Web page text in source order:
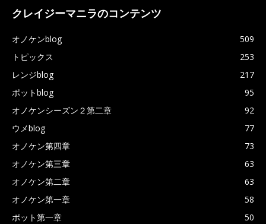
クレイジーマニラのコンテンツ
オノケンblog
509
トピックス
253
レンジblog
217
ポットblog
95
オノケンシーズン２第二章
92
ウメblog
77
オノケン第四章
73
オノケン第三章
63
オノケン第二章
63
オノケン第一章
58
ポット第一章
50